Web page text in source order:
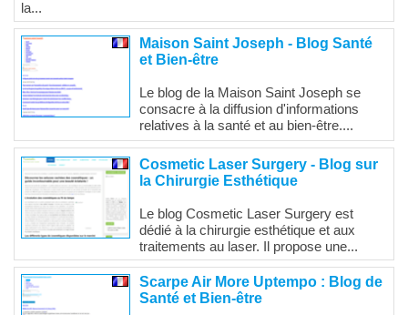
la...
Maison Saint Joseph - Blog Santé
et Bien-être
Le blog de la Maison Saint Joseph se
consacre à la diffusion d'informations
relatives à la santé et au bien-être....
Cosmetic Laser Surgery - Blog sur
la Chirurgie Esthétique
Le blog Cosmetic Laser Surgery est
dédié à la chirurgie esthétique et aux
traitements au laser. Il propose une...
Scarpe Air More Uptempo : Blog de
Santé et Bien-être